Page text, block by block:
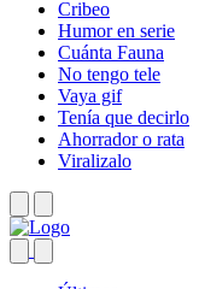
Cribeo
Humor en serie
Cuánta Fauna
No tengo tele
Vaya gif
Tenía que decirlo
Ahorrador o rata
Viralizalo